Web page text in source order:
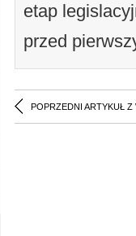
etap
przed
POPRZEDNI ARTYKUŁ Z